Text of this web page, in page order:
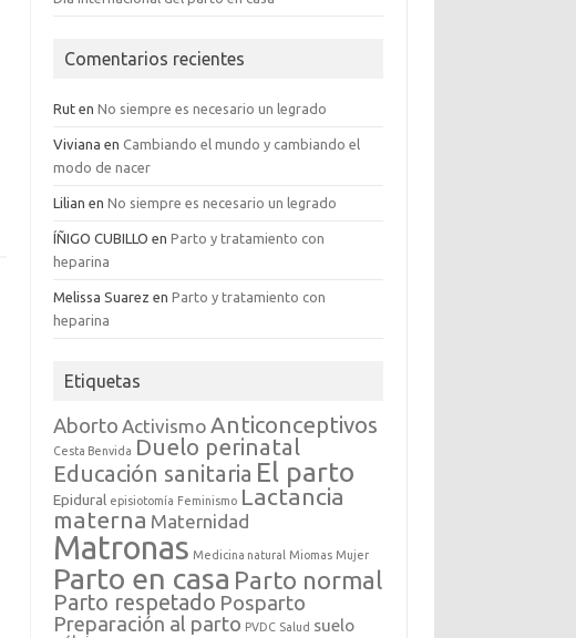
Comentarios recientes
Rut enNo siempre es necesario un legrado
Viviana enCambiando el mundo y cambiando el
modo de nacer
Lilian enNo siempre es necesario un legrado
ÍÑIGO CUBILLO enParto y tratamiento con
heparina
Melissa Suarez enParto y tratamiento con
heparina
Etiquetas
Aborto Activismo Anticonceptivos
Cesta Benvida Duelo perinatal
Educación sanitaria El parto
Epidural episiotomía Feminismo Lactancia
materna Maternidad
Matronas Medicina natural Miomas Mujer
Parto en casa Parto normal
Parto respetado Posparto
Preparación al parto PVDC Salud suelo